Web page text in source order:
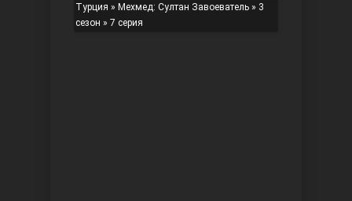
Турция » Мехмед: Султан Завоеватель » 3
сезон » 7 серия